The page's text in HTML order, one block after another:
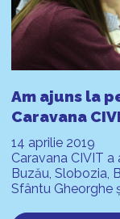
Am ajuns la
Caravana
14 aprilie 2019
Caravana CIVIT a
Buzău, Slobozia,
Sfântu Gheorghe